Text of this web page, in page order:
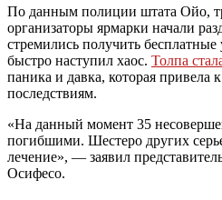
По данным полиции штата Ойо,
организаторы ярмарки начали
стремились получить бесплатные
быстро наступил хаос. Толпа
паника и давка, которая привела
последствиям.
«На данный момент 35
погибшими. Шестеро других
лечение», — заявил
Осифесо.